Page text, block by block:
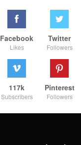
Facebook
Likes
Twitter
Followers
117k
Subscribers
Pinterest
Followers